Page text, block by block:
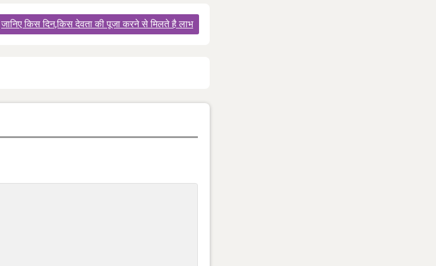
जानिए किस दिन,किस देवता की पूजा करने से मिलते है लाभ